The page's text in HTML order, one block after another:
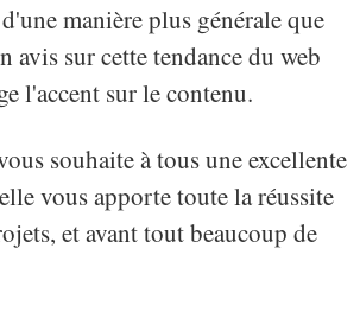
manière plus générale que
avis sur cette tendance du web
l'accent sur le contenu.
souhaite à tous une excellente
vous apporte toute la réussite
et avant tout beaucoup de